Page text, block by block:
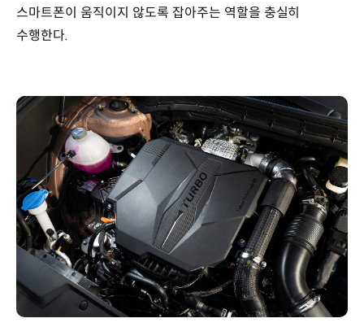
스마트폰이 움직이지 않도록 잡아주는 역할을 충실히
수행한다.